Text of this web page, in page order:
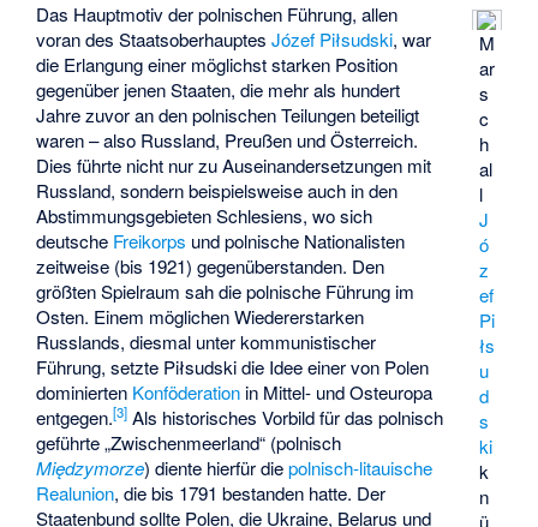
M
ar
s
c
h
al
l
J
ó
z
ef
Pi
łs
u
d
s
ki
k
n
ü
Das Hauptmotiv der polnischen Führung, allen
voran des StaatsoberhauptesJózef Piłsudski, war
die Erlangung einer möglichst starken Position
gegenüber jenen Staaten, die mehr als hundert
Jahre zuvor an den polnischen Teilungen beteiligt
waren – also Russland, Preußen und Österreich.
Dies führte nicht nur zu Auseinandersetzungen mit
Russland, sondern beispielsweise auch in den
Abstimmungsgebieten Schlesiens, wo sich
deutsche Freikorps und polnische Nationalisten
zeitweise (bis 1921) gegenüberstanden. Den
größten Spielraum sah die polnische Führung im
Osten. Einem möglichen Wiedererstarken
Russlands, diesmal unter kommunistischer
Führung, setzte Piłsudski die Idee einer von Polen
dominierten Konföderation in Mittel- und Osteuropa
entgegen.[3] Als historisches Vorbild für das polnisch
geführte „Zwischenmeerland“ (polnisch
Międzymorze) diente hierfür diepolnisch-litauische
Realunion, die bis 1791 bestanden hatte. Der
Staatenbund sollte Polen, die Ukraine, Belarus und